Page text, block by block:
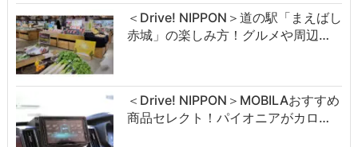
＜Drive! NIPPON＞道の駅「まえばし
赤城」の楽しみ方！グルメや周辺…
＜Drive! NIPPON＞MOBILAおすすめ
商品セレクト！パイオニアがカロ…